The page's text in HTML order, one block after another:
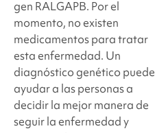
gen RALGAPB. Por el
momento, no existen
medicamentos para tratar
esta enfermedad. Un
diagnóstico genético puede
ayudar a las personas a
decidir la mejor manera de
seguir la enfermedad y